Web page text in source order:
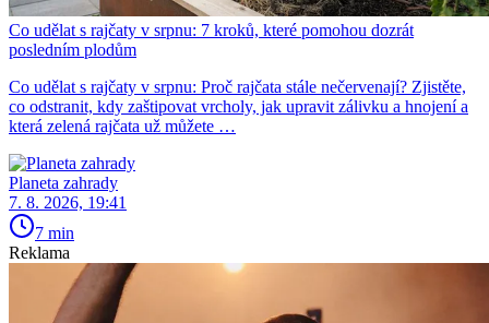
Co udělat s rajčaty v srpnu: 7 kroků, které pomohou dozrát
posledním plodům
Co udělat s rajčaty v srpnu: Proč rajčata stále nečervenají? Zjistěte,
co odstranit, kdy zaštipovat vrcholy, jak upravit zálivku a hnojení a
která zelená rajčata už můžete …
Planeta zahrady
7. 8. 2026, 19:41
7 min
Reklama